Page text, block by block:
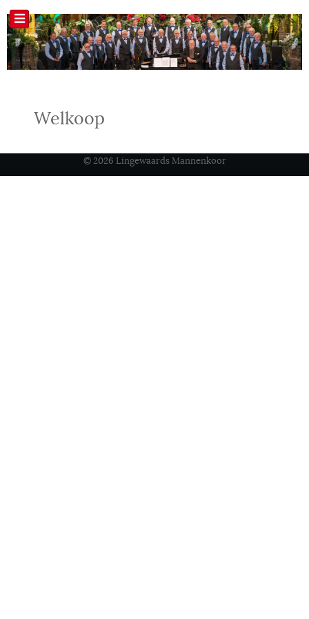
Welkoop
© 2026 Lingewaards Mannenkoor